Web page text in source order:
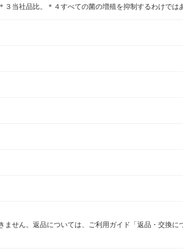
当社品比。＊４すべての菌の増殖を抑制するわけでは
ません。返品については、ご利用ガイド「返品・交換に